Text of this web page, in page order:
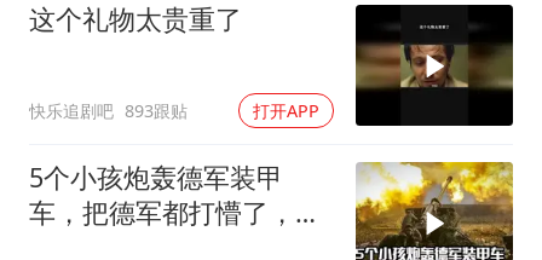
这个礼物太贵重了
快乐追剧吧 893跟贴 打开APP
5个小孩炮轰德军装甲
车，把德军都打懵了，战